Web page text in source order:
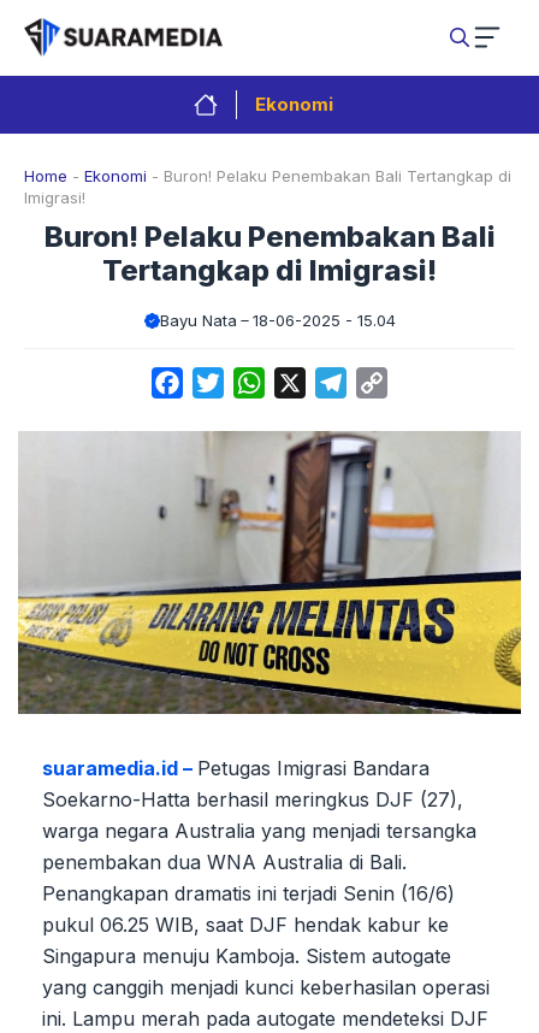
Langsung
isi
Ekonomi
Home - Ekonomi - Buron! Pelaku Penembakan Bali Tertangkap di
Imigrasi!
Buron! Pelaku Penembakan Bali
Tertangkap di Imigrasi!
Bayu Nata 18-06-2025 - 15.04
FacebookTwitterWhatsApp Telegram
suaramedia.id – Petugas Imigrasi Bandara
Soekarno-Hatta berhasil meringkus DJF (27),
warga negara Australia yang menjadi tersangka
penembakan dua WNA Australia di Bali.
Penangkapan dramatis ini terjadi Senin (16/6)
pukul 06.25 WIB, saat DJF hendak kabur ke
Singapura menuju Kamboja. Sistem autogate
yang canggih menjadi kunci keberhasilan operasi
ini. Lampu merah pada autogate mendeteksi DJF